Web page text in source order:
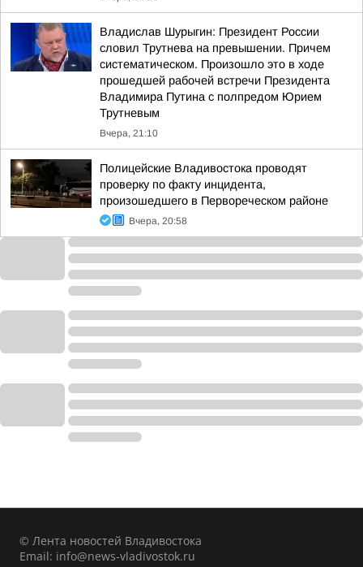
Владислав Шурыгин: Президент России
словил Трутнева на превышении. Причем
систематическом. Произошло это в ходе
прошедшей рабочей встречи Президента
Владимира Путина с полпредом Юрием
Трутневым
Вчера, 21:10
Полицейские Владивостока проводят
проверку по факту инцидента,
произошедшего в Первореческом районе
Вчера, 20:58
© Лента новостей Владивостока
Email: info@news-vladivostok.ru